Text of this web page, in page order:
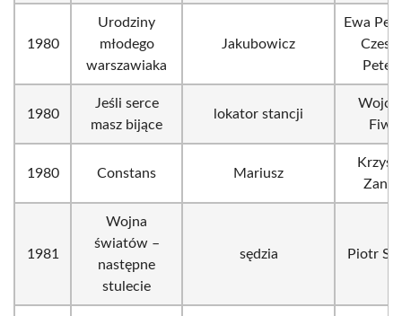
1980
Urodziny
młodego
warszawiaka
Jakubowicz
Ewa
1980
Jeśli serce
masz bijące
lokator stancji
1980 Constans Mariusz
1981
Wojna
światów –
następne
stulecie
sędzia Piotr